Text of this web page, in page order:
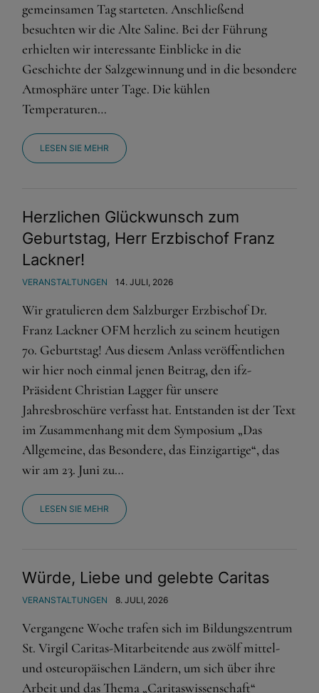
gemeinsamen Tag starteten. Anschließend
besuchten wir die Alte Saline. Bei der Führung
erhielten wir interessante Einblicke in die
Geschichte der Salzgewinnung und in die besondere
Atmosphäre unter Tage. Die kühlen
Temperaturen…
LESEN SIE MEHR
Herzlichen Glückwunsch zum
Geburtstag, Herr Erzbischof Franz
Lackner!
VERANSTALTUNGEN 14. JULI, 2026
Wir gratulieren dem Salzburger Erzbischof Dr.
Franz Lackner OFM herzlich zu seinem heutigen
70. Geburtstag! Aus diesem Anlass veröffentlichen
wir hier noch einmal jenen Beitrag, den ifz-
Präsident Christian Lagger für unsere
Jahresbroschüre verfasst hat. Entstanden ist der Text
im Zusammenhang mit dem Symposium „Das
Allgemeine, das Besondere, das Einzigartige“, das
wir am 23. Juni zu…
LESEN SIE MEHR
Würde, Liebe und gelebte Caritas
VERANSTALTUNGEN 8. JULI, 2026
Vergangene Woche trafen sich im Bildungszentrum
St. Virgil Caritas-Mitarbeitende aus zwölf mittel-
und osteuropäischen Ländern, um sich über ihre
Arbeit und das Thema „Caritaswissenschaft“